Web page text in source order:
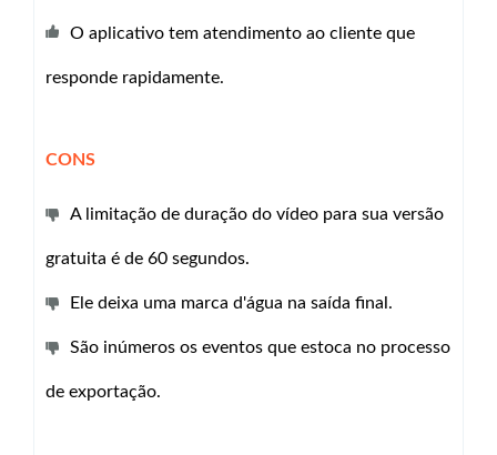
O aplicativo tem atendimento ao cliente que
responde rapidamente.
CONS
A limitação de duração do vídeo para sua versão
gratuita é de 60 segundos.
Ele deixa uma marca d'água na saída final.
São inúmeros os eventos que estoca no processo
de exportação.